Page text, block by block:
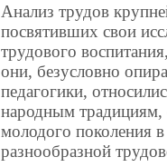
Анализ трудов
посвятивших свои
трудового
они, безусловно
педагогики,
народным
молодого поколения
разнообразной